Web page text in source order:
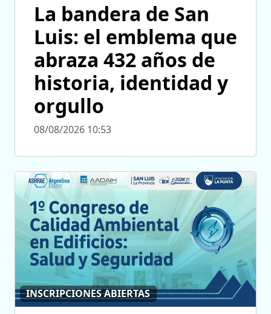
La bandera de San
Luis: el emblema que
abraza 432 años de
historia, identidad y
orgullo
08/08/2026 10:53
INSCRIPCIONES ABIERTAS